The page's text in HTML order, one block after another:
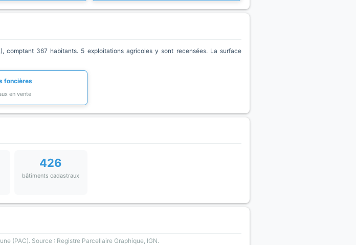
comptant 367 habitants. 5 exploitations agricoles y sont recensées. La surface
foncières
en vente
426
bâtiments cadastraux
(PAC). Source : Registre Parcellaire Graphique, IGN.